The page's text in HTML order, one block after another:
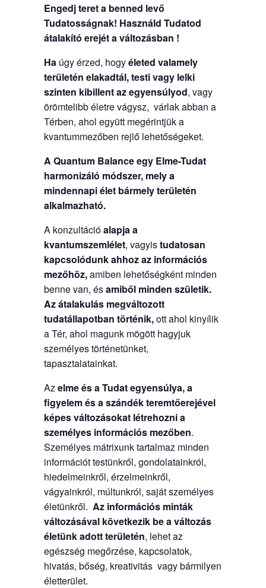
Engedj teret a benned levő
Tudatosságnak! Használd Tudatod
átalakító erejét a változásban !
Haúgy érzed, hogyéleted valamely
területén elakadtál, testi vagy lelki
szinten kibillent az egyensúlyod, vagy
örömtelibb életre vágysz, várlak abban a
Térben, ahol együtt megérintjük a
kvantummezőben rejlő lehetőségeket.
A Quantum Balance egy Elme-Tudat
harmonizáló módszer, mely a
mindennapi élet bármely területén
alkalmazható.
A konzultációalapja a
kvantumszemlélet, vagyistudatosan
kapcsolódunk ahhoz az információs
mezőhöz,amiben lehetőségként minden
benne van, ésamiből minden születik.
Az átalakulás megváltozott
tudatállapotban történik,ott ahol kinyílik
a Tér, ahol magunk mögött hagyjuk
személyes történetünket,
tapasztalatainkat.
Azelme és a Tudat egyensúlya, a
figyelem és a szándék teremtőerejével
képes változásokat létrehozni a
személyes információs mezőben.
Személyes mátrixunk tartalmaz minden
információt testünkről, gondolatainkról,
hiedelmeinkről, érzelmeinkről,
vágyainkról, múltunkról, saját személyes
életünkről. Az információs minták
változásával következik be a változás
életünk adott területén, lehet az
egészség megőrzése, kapcsolatok,
hivatás, bőség, kreativitás vagy bármilyen
életterület.